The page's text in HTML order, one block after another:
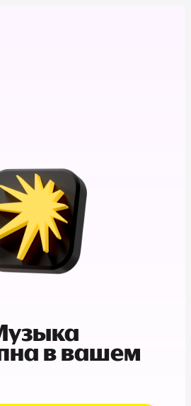
в вашем